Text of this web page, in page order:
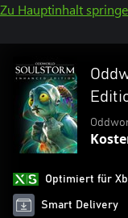
Zu Hauptinhalt
Optimiert für
Smart Delivery